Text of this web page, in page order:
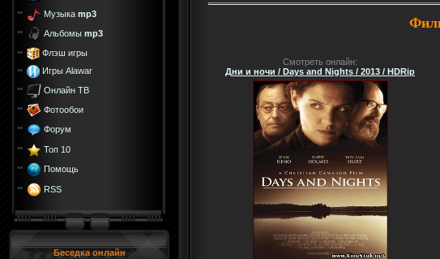
Музыка mp3
Альбомы mp3
Флэш игры
Игры Alawar
Онлайн ТВ
Фотообои
Форум
Топ 10
Помощь
RSS
Беседка онлайн
Смотреть онлайн:
Дни и ночи / Days and Nights / 2013 / HDRip